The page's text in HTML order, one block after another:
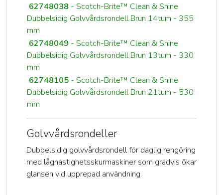
62748038 - Scotch-Brite™ Clean & Shine
Dubbelsidig Golvvårdsrondell Brun 14tum - 355
mm
62748049 - Scotch-Brite™ Clean & Shine
Dubbelsidig Golvvårdsrondell Brun 13tum - 330
mm
62748105 - Scotch-Brite™ Clean & Shine
Dubbelsidig Golvvårdsrondell Brun 21tum - 530
mm
Golvvårdsrondeller
Dubbelsidig golvvårdsrondell för daglig rengöring
med låghastighetsskurmaskiner som gradvis ökar
glansen vid upprepad användning.